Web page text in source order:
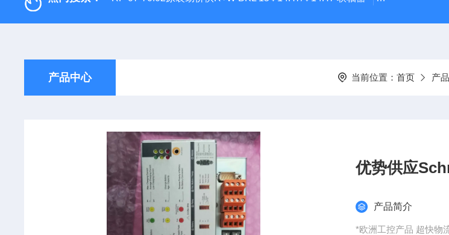
产品中心 当前位置： 首页 产
优势供应
产品简介
*欧洲工控产品 超快物